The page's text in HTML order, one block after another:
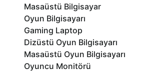
Masaüstü Bilgisayar
Oyun Bilgisayarı
Gaming Laptop
Dizüstü Oyun Bilgisayarı
Masaüstü Oyun Bilgisayarı
Oyuncu Monitörü